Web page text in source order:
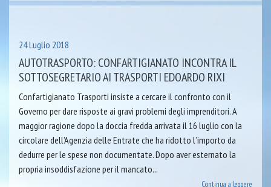
24 Luglio 2018
AUTOTRASPORTO: CONFARTIGIANATO INCONTRA IL
SOTTOSEGRETARIO AI TRASPORTI EDOARDO RIXI
Confartigianato Trasporti insiste a cercare il confronto con il
Governo per dare risposte ai gravi problemi degli imprenditori. A
maggior ragione dopo la doccia fredda arrivata il 16 luglio con la
circolare dell’Agenzia delle Entrate che ha ridotto l’importo da
dedurre per le spese non documentate. Dopo aver esternato la
propria insoddisfazione per il mancato...
Continua a leggere